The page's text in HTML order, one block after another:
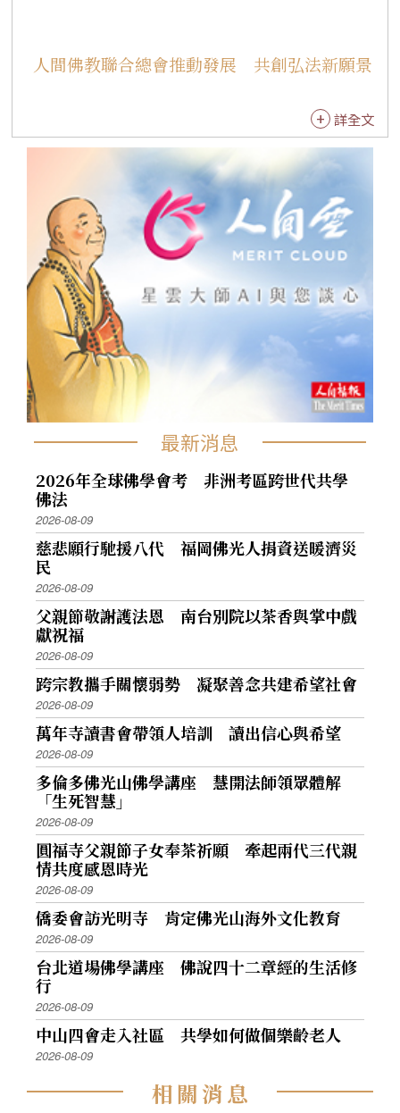
人間佛教聯合總會推動發展 共創弘法新願景
詳全文
最新消息
2026年全球佛學會考 非洲考區跨世代共學
佛法
2026-08-09
慈悲願行馳援八代 福岡佛光人捐資送暖濟災
民
2026-08-09
父親節敬謝護法恩 南台別院以茶香與掌中戲
獻祝福
2026-08-09
跨宗教攜手關懷弱勢 凝聚善念共建希望社會
2026-08-09
萬年寺讀書會帶領人培訓 讀出信心與希望
2026-08-09
多倫多佛光山佛學講座 慧開法師領眾體解
「生死智慧」
2026-08-09
圓福寺父親節子女奉茶祈願 牽起兩代三代親
情共度感恩時光
2026-08-09
僑委會訪光明寺 肯定佛光山海外文化教育
2026-08-09
台北道場佛學講座 佛說四十二章經的生活修
行
2026-08-09
中山四會走入社區 共學如何做個樂齡老人
2026-08-09
相關消息